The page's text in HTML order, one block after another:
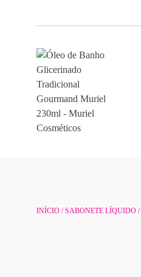
INÍCIO /SABONETE LÍQUIDO /